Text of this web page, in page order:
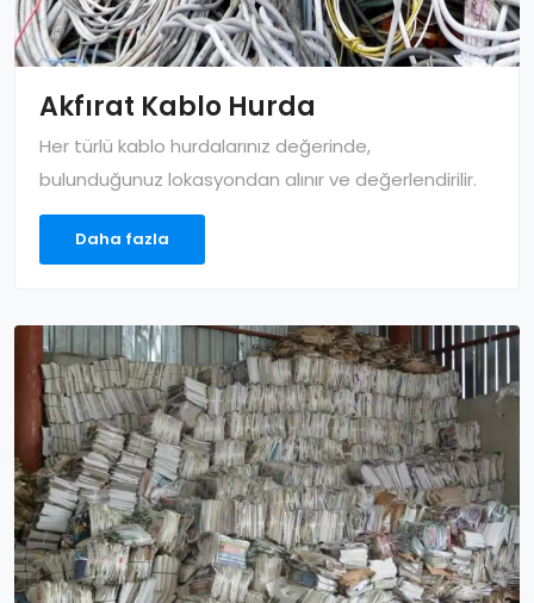
Akfırat Kablo Hurda
Her türlü kablo hurdalarınız değerinde,
bulunduğunuz lokasyondan alınır ve değerlendirilir.
Daha fazla